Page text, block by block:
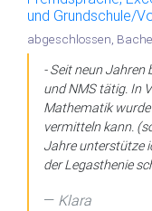
und Grundschule/
abgeschlossen,
- Seit neun Jahren
und NMS tätig. In
Mathematik
vermitteln kann.
Jahre unterstütze
der Legasthenie
Klara